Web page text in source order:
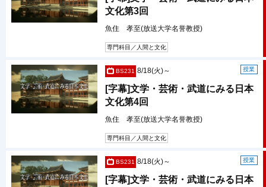
文化第3回
魚住 孝至(放送大学名誉教授)
専門科目／人間と文化
BS231 授業
8/18(火)～
[字幕]文学・芸術・武道にみる日本
文化第4回
魚住 孝至(放送大学名誉教授)
専門科目／人間と文化
BS231 授業
8/18(火)～
[字幕]文学・芸術・武道にみる日本